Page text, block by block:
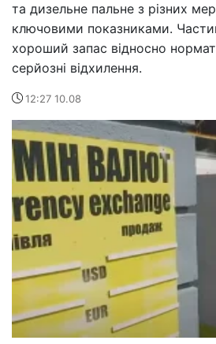
та дизельне пальне з різних
ключовими показниками.
хороший запас відносно
серйозні відхилення.
12:27 10.08